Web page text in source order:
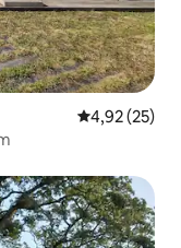
Priemerné
4,92 (25)